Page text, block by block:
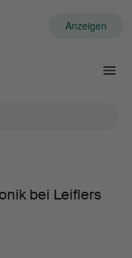
Anzeigen
bei Leiflers